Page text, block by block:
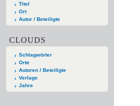
Titel
Ort
Autor / Beteiligte
CLOUDS
Schlagwörter
Orte
Autoren / Beteiligte
Verlage
Jahre